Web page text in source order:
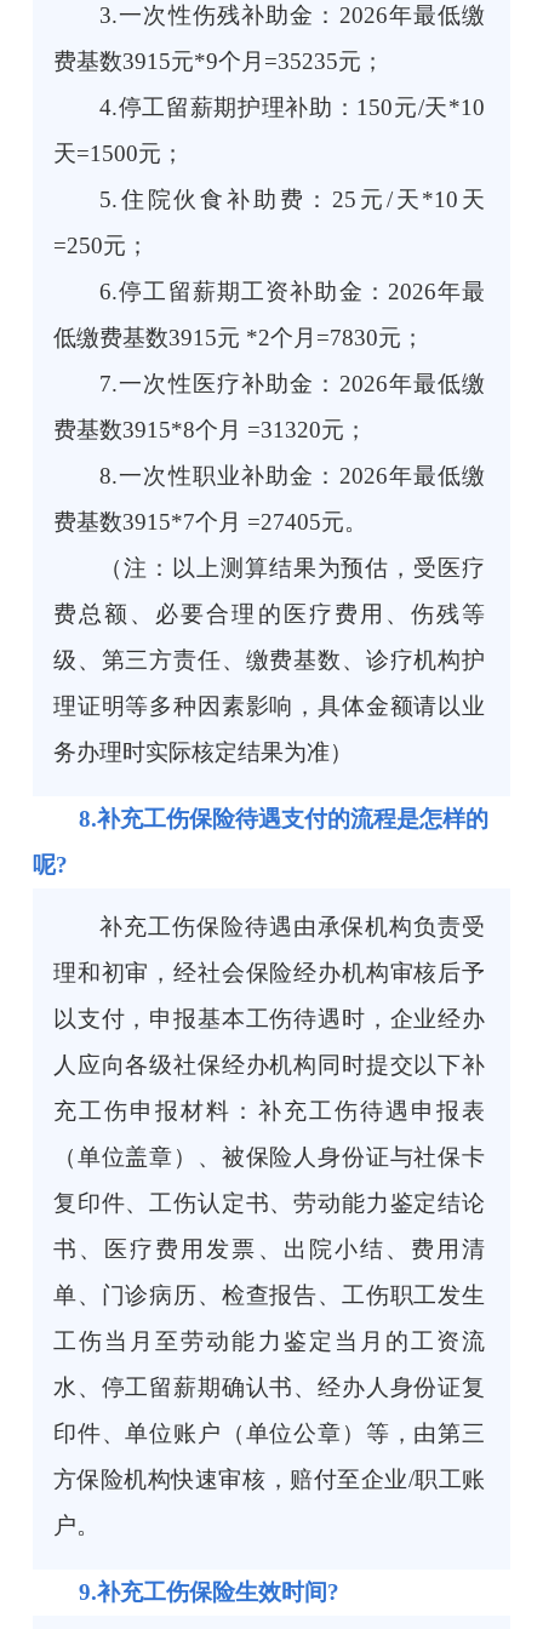
3.一次性伤残补助金：2026年最低缴
费基数3915元*9个月=35235元；
4.停工留薪期护理补助：150元/天*10
天=1500元；
5.住院伙食补助费：25元/天*10天
=250元；
6.停工留薪期工资补助金：2026年最
低缴费基数3915元 *2个月=7830元；
7.一次性医疗补助金：2026年最低缴
费基数3915*8个月 =31320元；
8.一次性职业补助金：2026年最低缴
费基数3915*7个月 =27405元。
（注：以上测算结果为预估，受医疗
费总额、必要合理的医疗费用、伤残等
级、第三方责任、缴费基数、诊疗机构护
理证明等多种因素影响，具体金额请以业
务办理时实际核定结果为准）
8.补充工伤保险待遇支付的流程是怎样的
呢?
补充工伤保险待遇由承保机构负责受
理和初审，经社会保险经办机构审核后予
以支付，申报基本工伤待遇时，企业经办
人应向各级社保经办机构同时提交以下补
充工伤申报材料：补充工伤待遇申报表
（单位盖章）、被保险人身份证与社保卡
复印件、工伤认定书、劳动能力鉴定结论
书、医疗费用发票、出院小结、费用清
单、门诊病历、检查报告、工伤职工发生
工伤当月至劳动能力鉴定当月的工资流
水、停工留薪期确认书、经办人身份证复
印件、单位账户（单位公章）等，由第三
方保险机构快速审核，赔付至企业/职工账
户。
9.补充工伤保险生效时间?